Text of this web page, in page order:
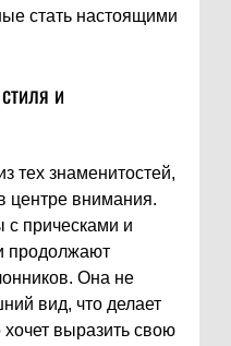
стать настоящими
и
тех знаменитостей,
центре внимания.
с прическами и
продолжают
Она не
вид, что делает
выразить свою